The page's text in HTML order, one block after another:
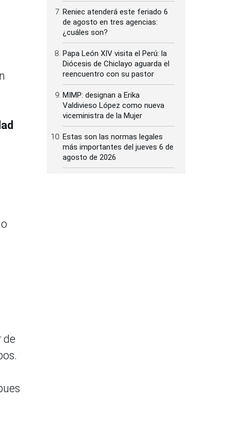
de
Reniec atenderá este feriado 6
de agosto en tres agencias:
¿cuáles son?
Papa León XIV visita el Perú: la
Diócesis de Chiclayo aguarda el
reencuentro con su pastor
MIMP: designan a Erika
Valdivieso López como nueva
viceministra de la Mujer
Estas son las normas legales
más importantes del jueves 6 de
agosto de 2026